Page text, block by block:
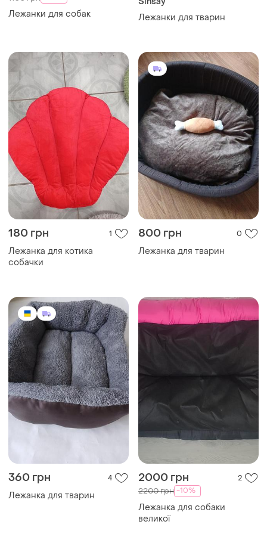
Лежанки для собак
Лежанки для тварин
180 грн 1
Лежанка для котика
собачки
800 грн 0
Лежанка для тварин
360 грн 4
Лежанка для тварин
2000 грн 2
2200 грн -10%
Лежанка для собаки
великої